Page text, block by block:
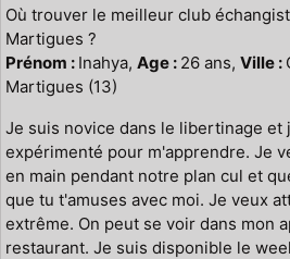
Où trouver le meilleur club
Martigues ?
Prénom : Inahya, Age : 26 ans, Ville :
Martigues (13)
Je suis novice dans le libertinage et
expérimenté pour m'apprendre. Je
en main pendant notre plan cul et
que tu t'amuses avec moi. Je veux
extrême. On peut se voir dans mon
restaurant. Je suis disponible le